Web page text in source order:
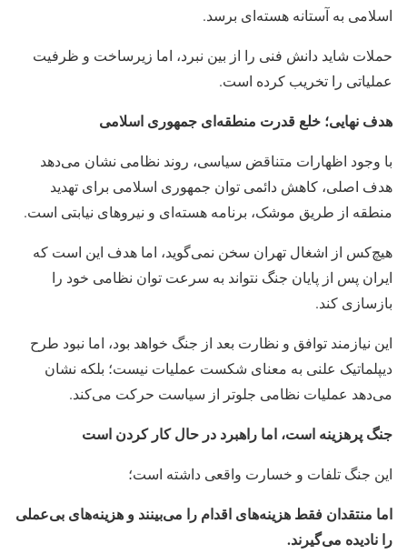
اسلامی به آستانه هسته‌ای برسد.
حملات شاید دانش فنی را از بین نبرد، اما زیرساخت و ظرفیت
عملیاتی را تخریب کرده است.
هدف نهایی؛ خلع قدرت منطقه‌ای جمهوری اسلامی
با وجود اظهارات متناقض سیاسی، روند نظامی نشان می‌دهد
هدف اصلی، کاهش دائمی توان جمهوری اسلامی برای تهدید
منطقه از طریق موشک، برنامه هسته‌ای و نیروهای نیابتی است.
هیچ‌کس از اشغال تهران سخن نمی‌گوید، اما هدف این است که
ایران پس از پایان جنگ نتواند به سرعت توان نظامی خود را
بازسازی کند.
این نیازمند توافق و نظارت بعد از جنگ خواهد بود، اما نبود طرح
دیپلماتیک علنی به معنای شکست عملیات نیست؛ بلکه نشان
می‌دهد عملیات نظامی جلوتر از سیاست حرکت می‌کند.
جنگ پرهزینه است، اما راهبرد در حال کار کردن است
این جنگ تلفات و خسارت واقعی داشته است؛
اما منتقدان فقط هزینه‌های اقدام را می‌بینند و هزینه‌های بی‌عملی
را نادیده می‌گیرند.